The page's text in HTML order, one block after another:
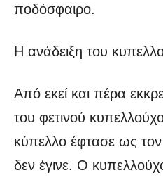
ποδόσφαιρο.
Η ανάδειξη του
Από εκεί και πέρα
του φετινού
κύπελλο έφτασε ως τον
δεν έγινε. Ο